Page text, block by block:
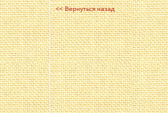
<< Вернуться назад